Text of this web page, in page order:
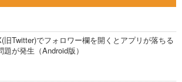
旧Twitter)でフォロワー欄を開くとアプリが落ちる
題が発生（Android版）